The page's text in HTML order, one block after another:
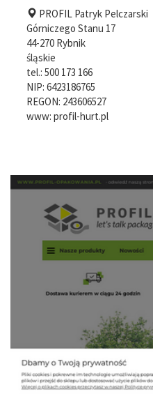
PROFIL Patryk Pelczarski
Górniczego Stanu 17
44-270 Rybnik
śląskie
tel.: 500 173 166
NIP: 6423186765
REGON: 243606527
www: profil-hurt.pl